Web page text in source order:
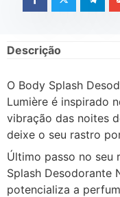
Descrição
O Body Splash
Lumière é inspirado
vibração das noites
deixe o seu rastro
Último passo no seu
Splash Desodorante
potencializa a